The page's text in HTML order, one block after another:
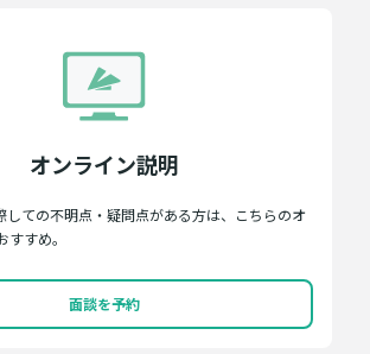
オンライン説明
しての不明点・疑問点がある方は、こちらのオ
すめ。
面談を予約